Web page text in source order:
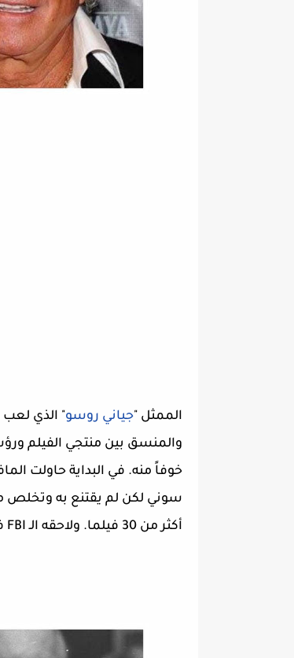
الممثل "جياني روسو" الذي لعب
والمنسق بين منتجي الفيلم
خوفاً منه. في البداية حاولت
سوني لكن لم يقتنع به وتخلص
أكثر من 30 فيلما. ولاحقه الـ FBI في 24 قضية لكنه نجا منها جميعا ولم يحاكم.